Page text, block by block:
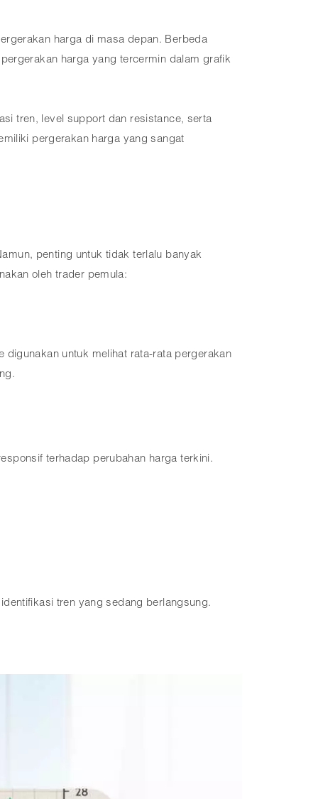
harga di masa depan. Berbeda
harga yang tercermin dalam grafik
tren, level support dan resistance, serta
pergerakan harga yang sangat
penting untuk tidak terlalu banyak
oleh trader pemula:
untuk melihat rata-rata pergerakan
terhadap perubahan harga terkini.
tren yang sedang berlangsung.